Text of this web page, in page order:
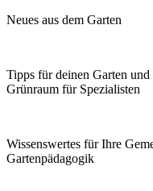
Neues aus dem Garten
Tipps für deinen Garten
Grünraum für Spezialisten
Wissenswertes für Ihre
Garten­pädagogik